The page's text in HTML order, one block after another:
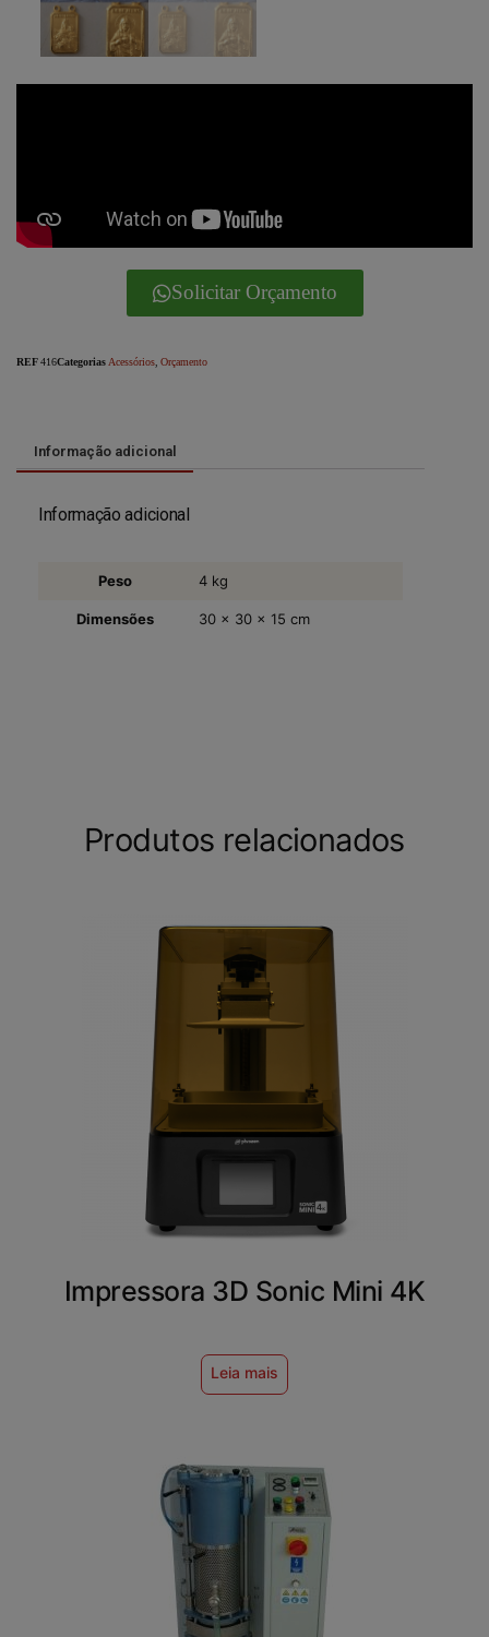
Solicitar Orçamento
REF416CategoriasAcessórios, Orçamento
Informação adicional
Informação adicional
Peso 4 kg
Dimensões 30 × 30 × 15 cm
Produtos relacionados
Impressora 3D Sonic Mini 4K
Leia mais